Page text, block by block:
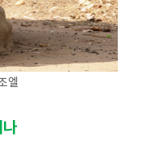
엘